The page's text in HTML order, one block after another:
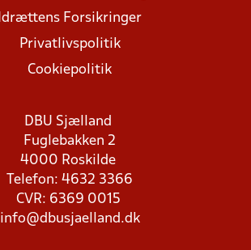
Idrættens Forsikringer
Privatlivspolitik
Cookiepolitik
DBU Sjælland
Fuglebakken 2
4000 Roskilde
Telefon: 4632 3366
CVR: 6369 0015
info@dbusjaelland.dk